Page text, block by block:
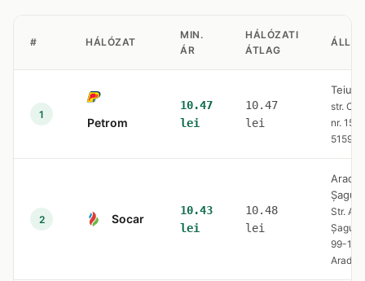
# HÁLÓZAT
MIN.
ÁR
HÁLÓZATI
ÁTLAG
1
Petrom
10.47
lei
10.47
lei
Teius
str.
nr. 157,
515900
2 Socar
10.43
lei
10.48
lei
Arad
Str.
99-101,
Arad